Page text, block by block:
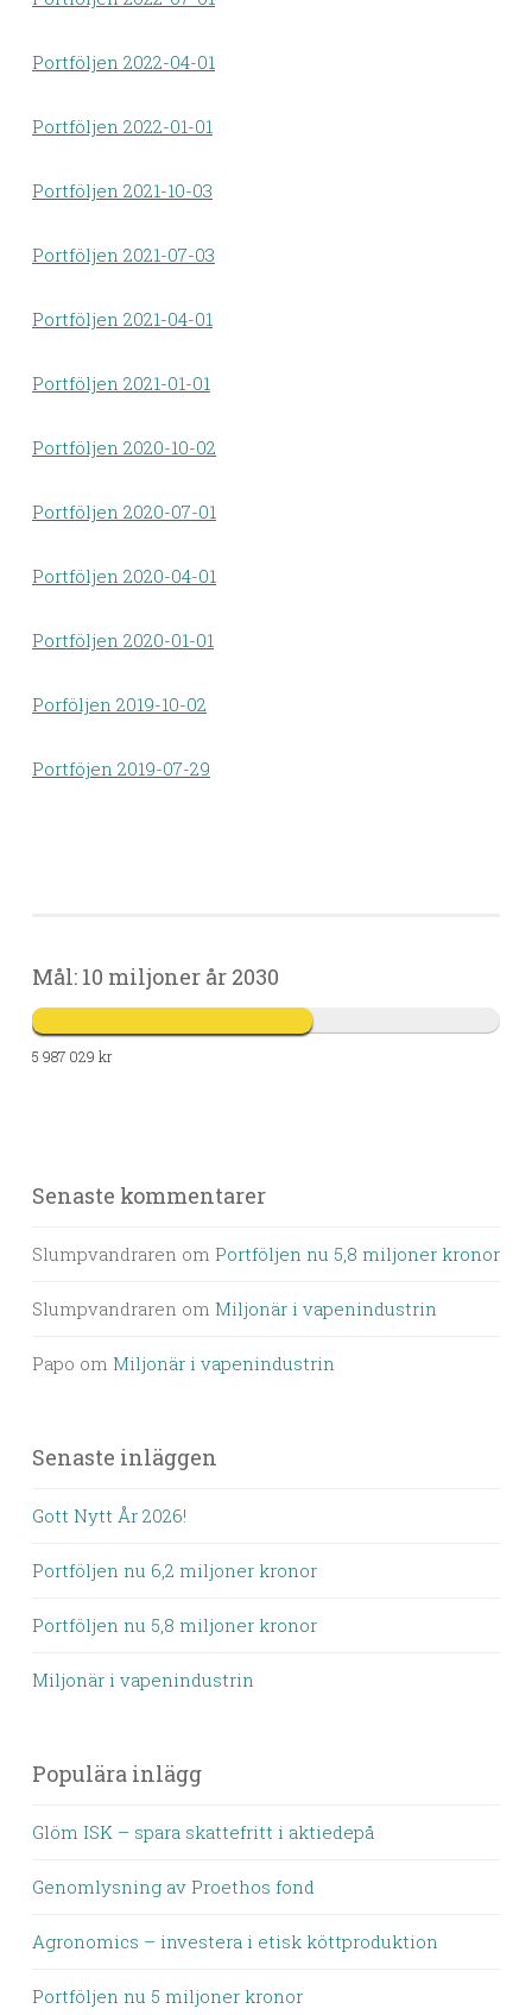
Portföljen 2022-04-01
Portföljen 2022-01-01
Portföljen 2021-10-03
Portföljen 2021-07-03
Portföljen 2021-04-01
Portföljen 2021-01-01
Portföljen 2020-10-02
Portföljen 2020-07-01
Portföljen 2020-04-01
Portföljen 2020-01-01
Porföljen 2019-10-02
Portföjen 2019-07-29
Mål: 10 miljoner år 2030
5 987 029 kr
Senaste kommentarer
Slumpvandraren om Portföljen nu 5,8 miljoner kronor
Slumpvandraren om Miljonär i vapenindustrin
Papo om Miljonär i vapenindustrin
Senaste inläggen
Gott Nytt År 2026!
Portföljen nu 6,2 miljoner kronor
Portföljen nu 5,8 miljoner kronor
Miljonär i vapenindustrin
Populära inlägg
Glöm ISK – spara skattefritt i aktiedepå
Genomlysning av Proethos fond
Agronomics – investera i etisk köttproduktion
Portföljen nu 5 miljoner kronor